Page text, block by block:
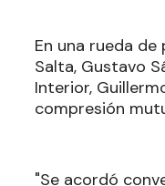
En una rueda
Salta, Gustavo
Interior,
compresión
"Se acordó